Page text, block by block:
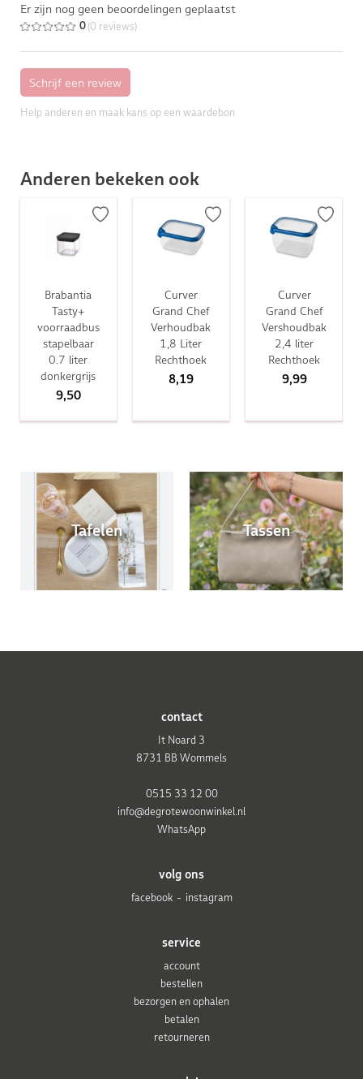
Er zijn nog geen beoordelingen geplaatst
0 (0 reviews)
Help anderen en maak kans op een waardebon
Anderen bekeken ook
Brabantia
Tasty+
voorraadbus
stapelbaar
0.7 liter
donkergrijs
9,50
Curver
Grand Chef
Verhoudbak
1,8 Liter
Rechthoek
8,19
Curver
Grand Chef
Vershoudbak
2,4 liter
Rechthoek
9,99
Tafelen Tassen
service
account
bestellen
bezorgen en ophalen
betalen
retourneren
volg ons
facebook
instagram
contact
It Noard 3
8731 BB Wommels
0515 33 12 00
info@degrotewoonwinkel.nl
WhatsApp